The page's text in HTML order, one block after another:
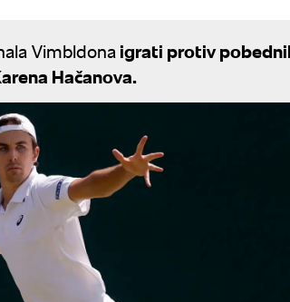
Vimbldona igrati protiv
Hačanova.